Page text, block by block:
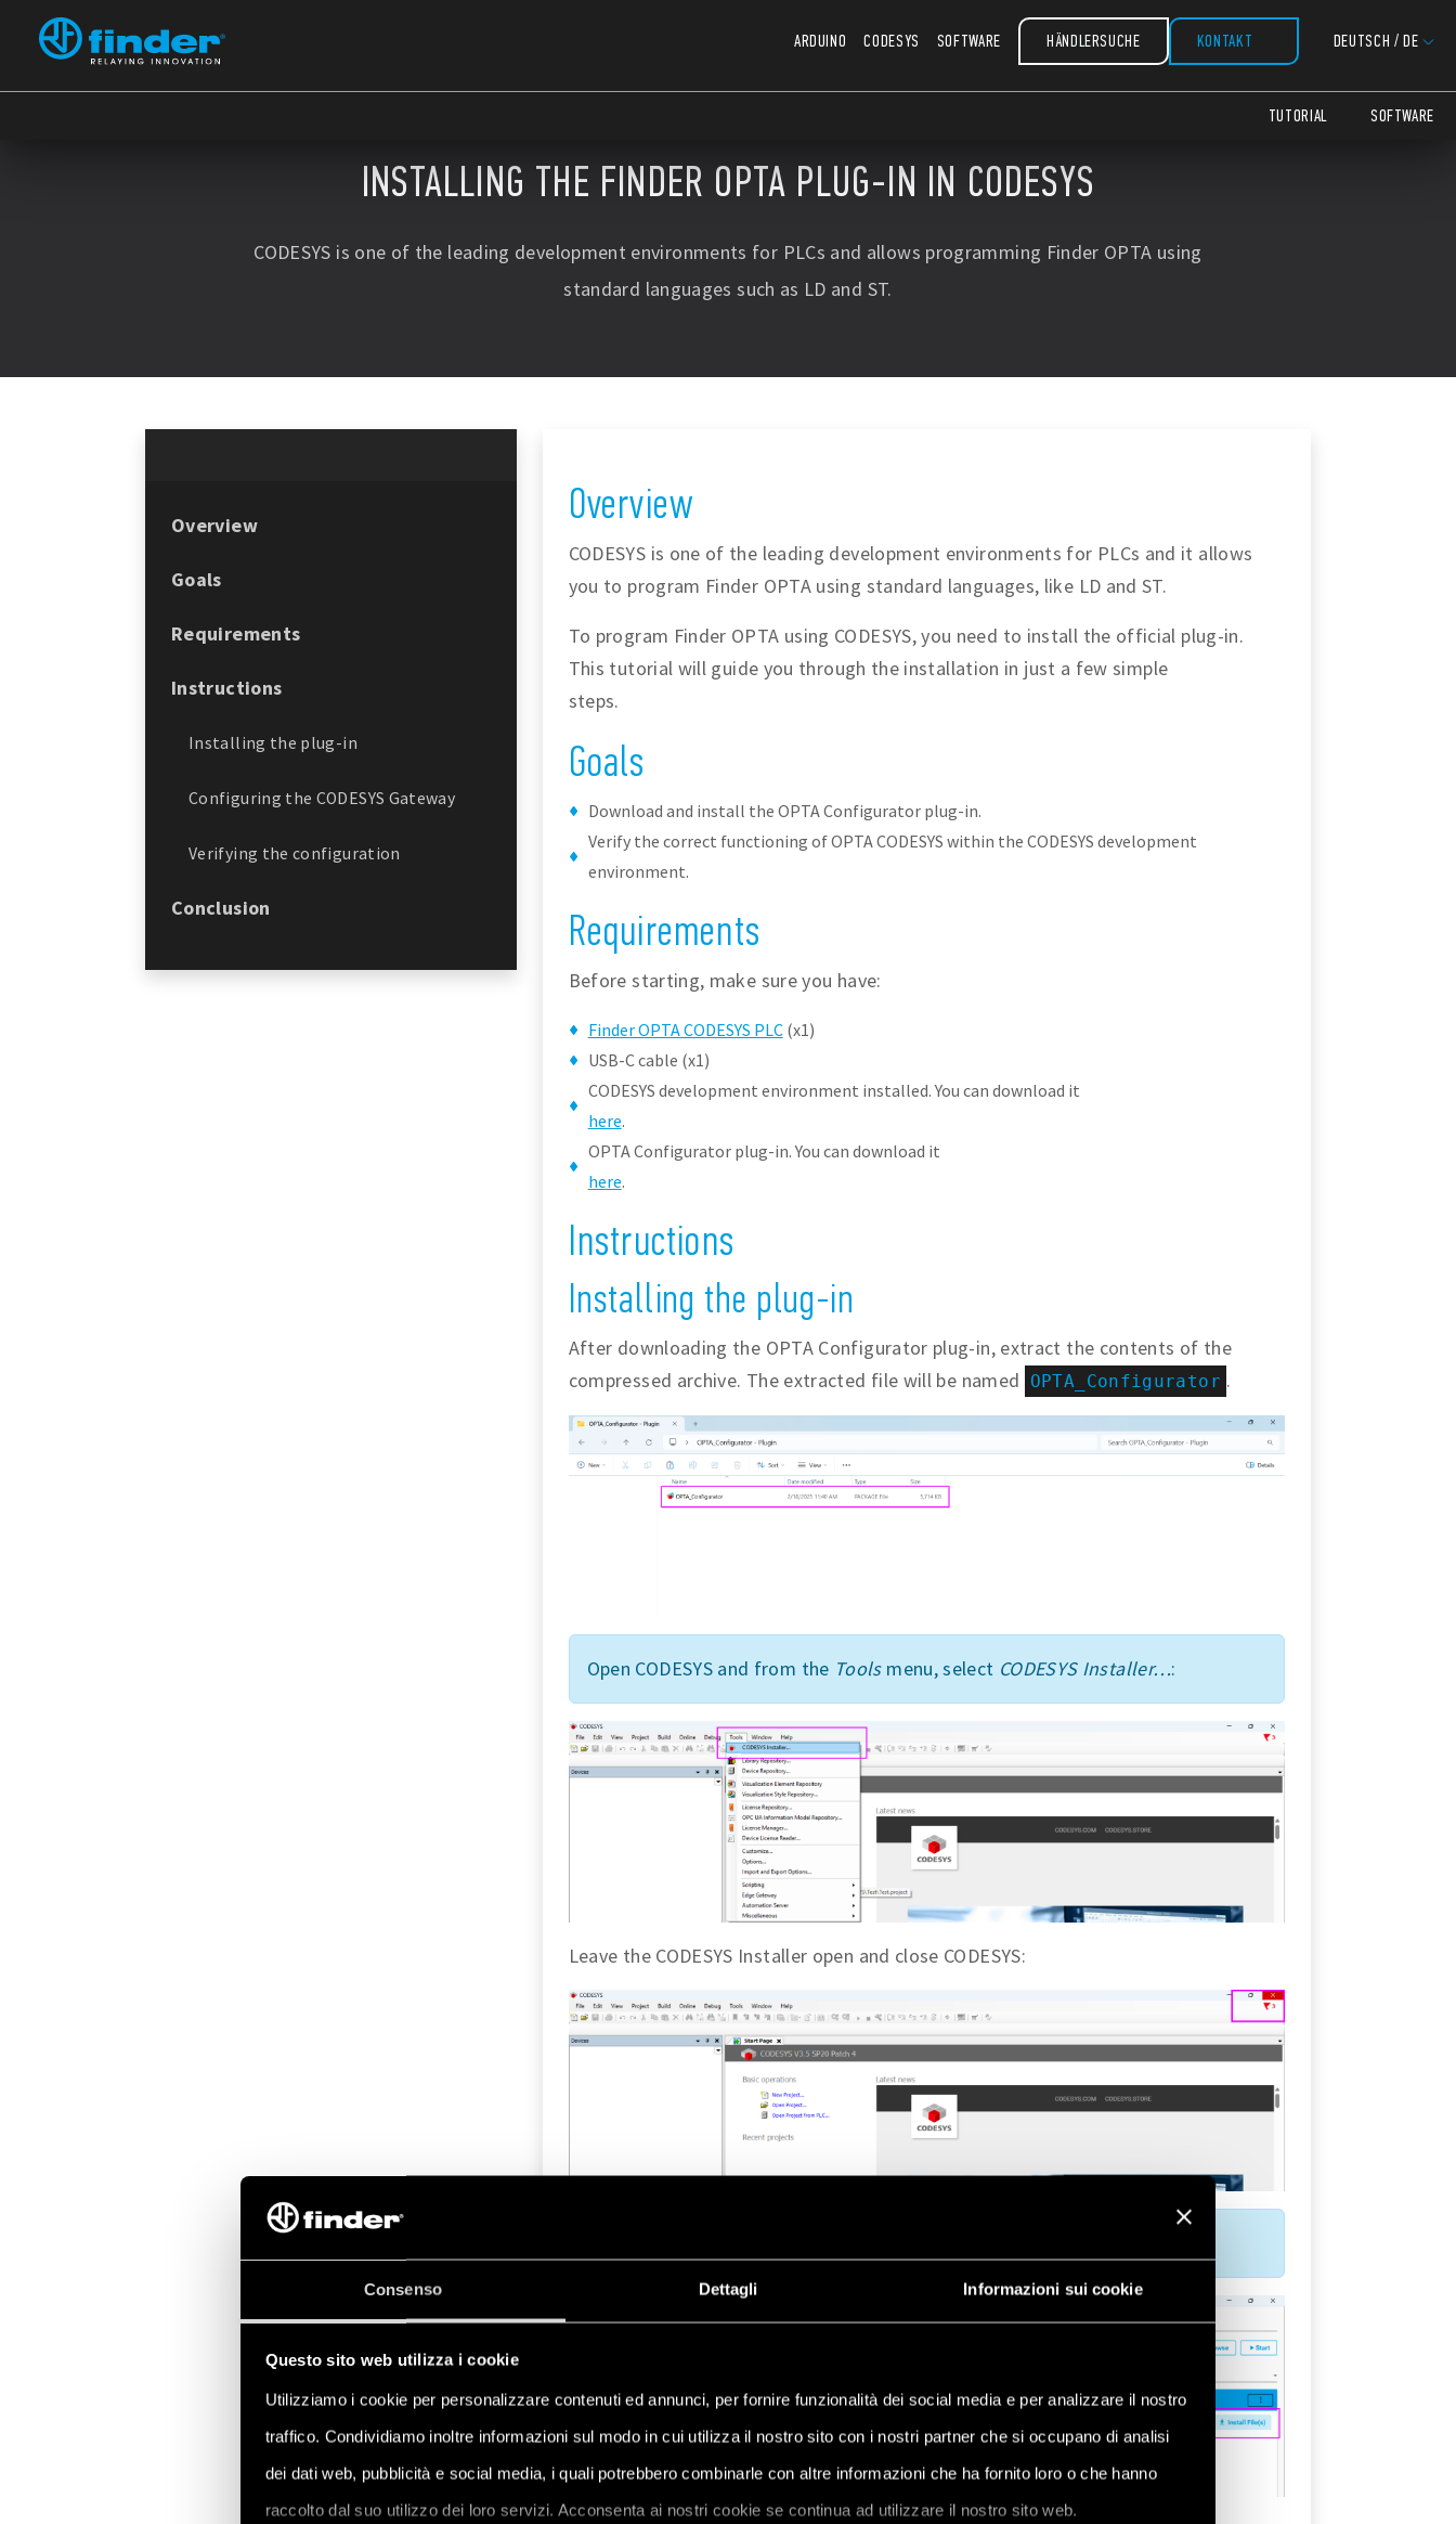
Consenso Dettagli Informazioni sui cookie
Questo sito web utilizza i cookie
Utilizziamo i cookie per personalizzare contenuti ed annunci, per fornire funzionalità dei social media e per analizzare il nostro
traffico. Condividiamo inoltre informazioni sul modo in cui utilizza il nostro sito con i nostri partner che si occupano di analisi
dei dati web, pubblicità e social media, i quali potrebbero combinarle con altre informazioni che ha fornito loro o che hanno
raccolto dal suo utilizzo dei loro servizi. Acconsenta ai nostri cookie se continua ad utilizzare il nostro sito web.
ARDUINO CODESYS SOFTWARE HÄNDLERSUCHE KONTAKT DEUTSCH /DE
TUTORIAL SOFTWARE
INSTALLING THE FINDER OPTA PLUG-IN IN CODESYS
CODESYS is one of the leading development environments for PLCs and allows programming Finder OPTA using
standard languages such as LD and ST.
Overview
Goals
Requirements
Instructions
Installing the plug-in
Configuring the CODESYS Gateway
Verifying the configuration
Conclusion
Overview
CODESYS is one of the leading development environments for PLCs and it allows
you to program Finder OPTA using standard languages, like LD and ST.
To program Finder OPTA using CODESYS, you need to install the official plug-in.
This tutorial will guide you through the installation in just a few simple
steps.
Goals
Download and install the OPTA Configurator plug-in.
Verify the correct functioning of OPTA CODESYS within the CODESYS development
environment.
Requirements
Before starting, make sure you have:
Finder OPTA CODESYS PLC(x1)
USB-C cable (x1)
CODESYS development environment installed. You can download it
here.
OPTA Configurator plug-in. You can download it
here.
Instructions
Installing the plug-in
After downloading the OPTA Configurator plug-in, extract the contents of the
compressed archive. The extracted file will be named
OPTA_Configurator .
Open CODESYS and from the Toolsmenu, select CODESYS Installer…:
Leave the CODESYS Installer open and close CODESYS: